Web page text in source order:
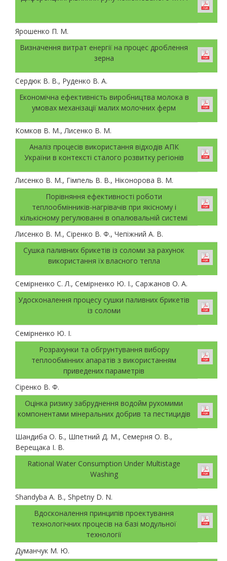
Ярошенко П. М.
Визначення витрат енергії на процес дроблення
зерна
Сердюк В. В., Руденко В. А.
Економічна ефективність виробництва молока в
умовах механізації малих молочних ферм
Комков В. М., Лисенко В. М.
Аналіз процесів використання відходів АПК
України в контексті сталого розвитку регіонів
Лисенко В. М., Гімпель В. В., Ніконорова В. М.
Порівняння ефективності роботи
теплообмінників-нагрівачів при якісному і
кількісному регулюванні в опалювальній системі
Лисенко В. М., Сіренко В. Ф., Чепіжний А. В.
Сушка паливних брикетів із соломи за рахунок
використання їх власного тепла
Семірненко С. Л., Семірненко Ю. І., Саржанов О. А.
Удосконалення процесу сушки паливних брикетів
із соломи
Семірненко Ю. І.
Розрахунки та обгрунтування вибору
теплообмінних апаратів з використанням
приведених параметрів
Сіренко В. Ф.
Оцінка ризику забруднення водойм рухомими
компонентами мінеральних добрив та пестицидів
Шандиба О. Б., Шпетний Д. М., Семерня О. В.,
Верещака І. В.
Rational Water Consumption Under Multistage
Washing
Shandyba A. B., Shpetny D. N.
Вдосконалення принципів проектування
технологічних процесів на базі модульної
технології
Думанчук М. Ю.